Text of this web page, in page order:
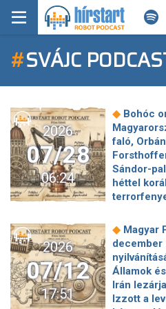
KEZDŐLAP
FRISS HÍREK
TECH HÍREK
FILM-ZENE-SZÓRAKOZÁS
PLAYLIST
MI AZ A ROBOT
#SVÁJC
2026
07/28
06:24
◆ Bohóc
faló,
Sándor-
héttel
◆ Hankó
kivonult a
az
győznie,
háborúját◆
2026
07/12
17:51
◆ Magyar
december
Államok
Irán
Izzott a